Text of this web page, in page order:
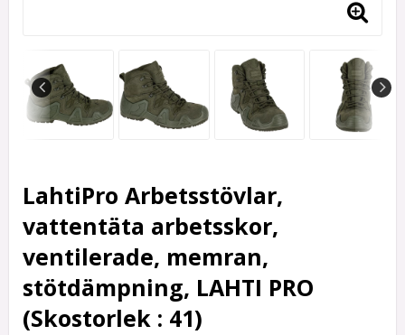
LahtiPro Arbetsstövlar,
vattentäta arbetsskor,
ventilerade, memran,
stötdämpning, LAHTI PRO
(Skostorlek : 41)